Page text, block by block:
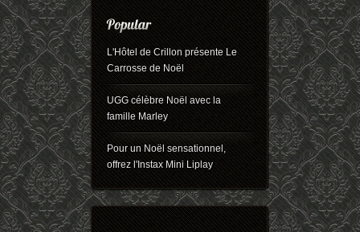
L'Hôtel de Crillon présente Le
Carrosse de Noël
UGG célèbre Noël avec la
famille Marley
Pour un Noël sensationnel,
offrez l'Instax Mini Liplay